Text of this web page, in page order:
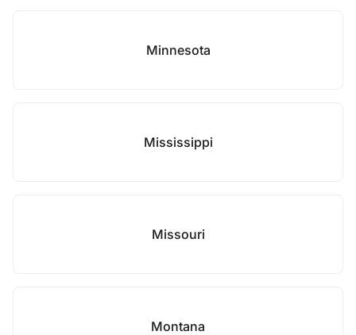
Minnesota
Mississippi
Missouri
Montana